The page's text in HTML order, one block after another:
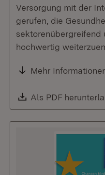
Versorgung mit der
gerufen, die
sektorenübergreifend
hochwertig
Mehr
Download:
Als PDF